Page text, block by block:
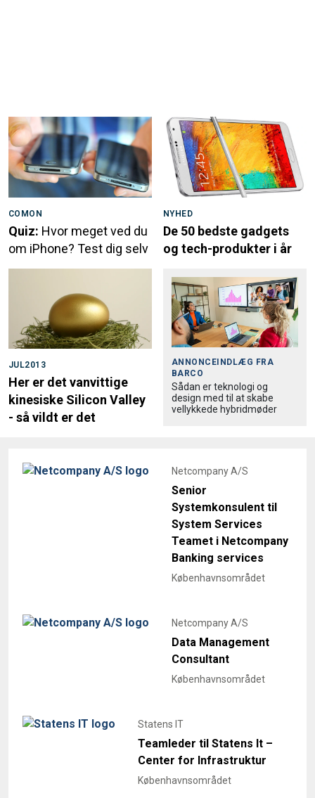
COMON
Quiz: Hvor meget ved du
om iPhone? Test dig selv
NYHED
De 50 bedste gadgets
og tech-produkter i år
JUL2013
Her er det vanvittige
kinesiske Silicon Valley
- så vildt er det
ANNONCEINDLÆG FRA
BARCO
Sådan er teknologi og
design med til at skabe
vellykkede hybridmøder
Netcompany A/S
Senior
Systemkonsulent til
System Services
Teamet i Netcompany
Banking services
Københavnsområdet
Netcompany A/S
Data Management
Consultant
Københavnsområdet
Statens IT
Teamleder til Statens It –
Center for Infrastruktur
Københavnsområdet